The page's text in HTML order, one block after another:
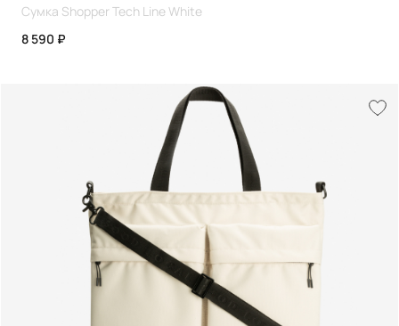
Сумка Shopper Tech Line White
8 590 ₽
Согласен с политикой конфиденциальности